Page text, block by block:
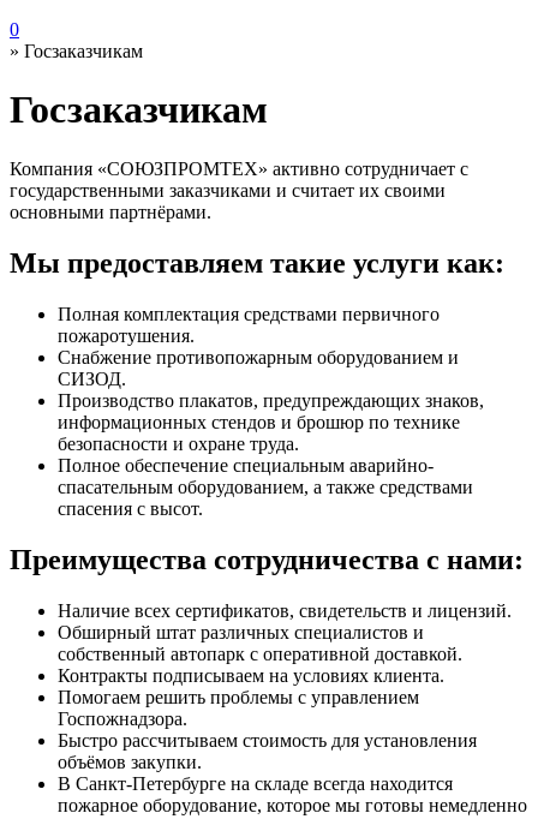
0
» Госзаказчикам
Госзаказчикам
Компания «СОЮЗПРОМТЕХ» активно сотрудничает с
государственными заказчиками и считает их своими
основными партнёрами.
Мы предоставляем такие услуги как:
Полная комплектация средствами первичного
пожаротушения.
Снабжение противопожарным оборудованием и
СИЗОД.
Производство плакатов, предупреждающих знаков,
информационных стендов и брошюр по технике
безопасности и охране труда.
Полное обеспечение специальным аварийно-
спасательным оборудованием, а также средствами
спасения с высот.
Преимущества сотрудничества с нами:
Наличие всех сертификатов, свидетельств и лицензий.
Обширный штат различных специалистов и
собственный автопарк с оперативной доставкой.
Контракты подписываем на условиях клиента.
Помогаем решить проблемы с управлением
Госпожнадзора.
Быстро рассчитываем стоимость для установления
объёмов закупки.
В Санкт-Петербурге на складе всегда находится
пожарное оборудование, которое мы готовы немедленно